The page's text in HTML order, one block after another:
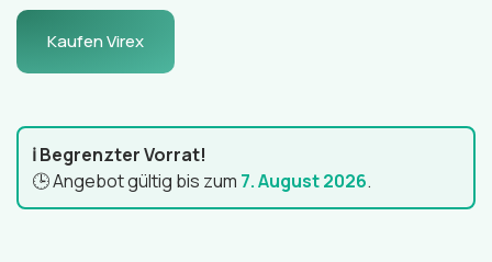
Kaufen Virex
ℹ️ Begrenzter Vorrat!
🕒 Angebot gültig bis zum 7. August 2026.